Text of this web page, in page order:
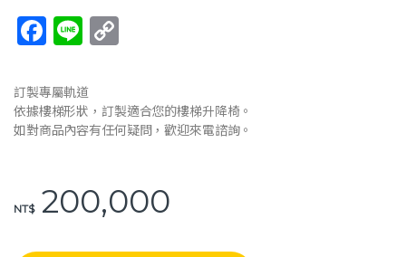
F
c
e
b
o
Li
e
y
Li
k
訂製專屬軌道
依據樓梯形狀，訂製適合您的樓梯升降椅。
如對商品內容有任何疑問，歡迎來電諮詢。
NT$200,000